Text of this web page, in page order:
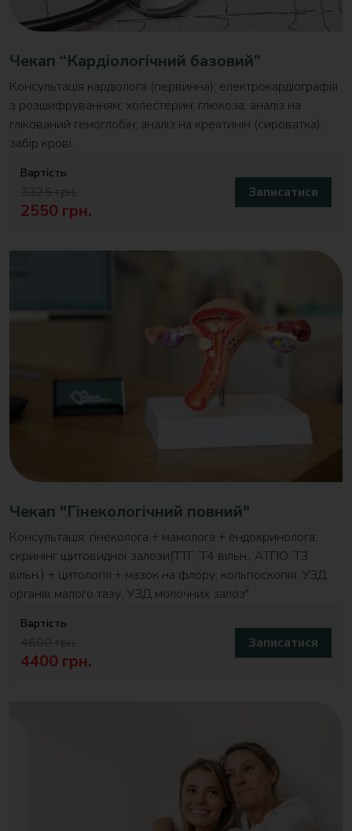
Чекап “Кардіологічний базовий”
Консультація кардіолога (первинна); електрокардіографія
з розшифруванням; холестерин; глюкоза; аналіз на
глікований гемоглобін; аналіз на креатинін (сироватка);
забір крові.
Вартість
2550 грн.
Записатися
Чекап "Гінекологічний повний"
Консультація: гінеколога + мамолога + ендокринолога;
скринінг щитовидної залози(ТТГ, T4 вільн., АТПО, Т3
вільн.) + цитологія + мазок на флору; кольпоскопія; УЗД
органів малого тазу, УЗД молочних залоз"
Вартість
4400 грн.
Записатися